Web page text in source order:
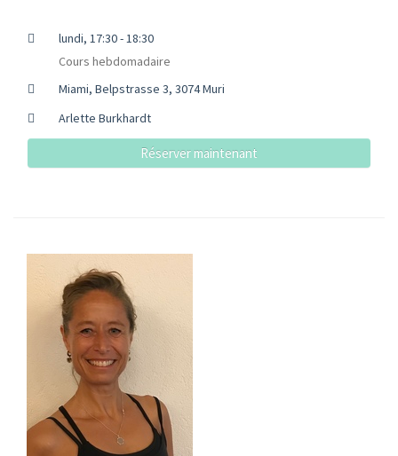
lundi, 17:30 - 18:30
Cours hebdomadaire
Miami, Belpstrasse 3, 3074 Muri
Arlette Burkhardt
Réserver maintenant